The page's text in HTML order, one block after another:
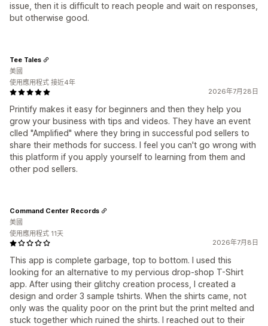
issue, then it is difficult to reach people and wait on responses,
but otherwise good.
2026年7月28日
Printify makes it easy for beginners and then they help you
grow your business with tips and videos. They have an event
clled "Amplified" where they bring in successful pod sellers to
share their methods for success. I feel you can't go wrong with
this platform if you apply yourself to learning from them and
other pod sellers.
Tee Tales
美國
使用應用程式 接近4年
2026年7月8日
This app is complete garbage, top to bottom. I used this
looking for an alternative to my pervious drop-shop T-Shirt
app. After using their glitchy creation process, I created a
design and order 3 sample tshirts. When the shirts came, not
only was the quality poor on the print but the print melted and
stuck together which ruined the shirts. I reached out to their
Command Center Records
美國
使用應用程式 11天